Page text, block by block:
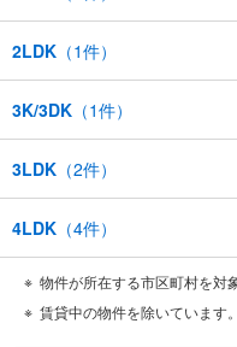
2LDK （1件）
3K/3DK （1件）
3LDK （2件）
4LDK （4件）
物件が所在する市区町村を対
賃貸中の物件を除いています。